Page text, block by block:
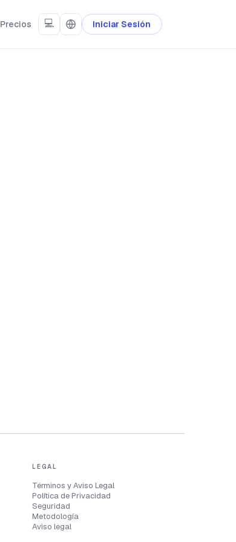
Precios 💻 Iniciar Sesión
LEGAL
Términos y Aviso Legal
Política de Privacidad
Seguridad
Metodología
Aviso legal